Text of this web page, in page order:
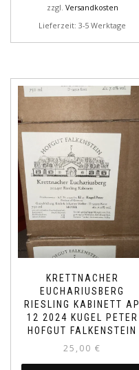
zzgl. Versandkosten
Lieferzeit: 3-5 Werktage
KRETTNACHER
EUCHARIUSBERG
RIESLING KABINETT AP
12 2024 KUGEL PETER
HOFGUT FALKENSTEIN
25,00 €